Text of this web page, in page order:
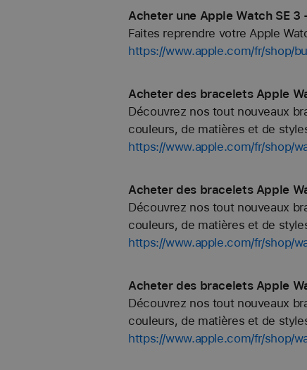
Acheter une Apple Watch SE 3
Faites reprendre votre Apple
https://www.apple.com/fr/shop/
Acheter des bracelets Apple
Découvrez nos tout nouveaux
couleurs, de matières et de
https://www.apple.com/fr/shop/
Acheter des bracelets Apple
Découvrez nos tout nouveaux
couleurs, de matières et de
https://www.apple.com/fr/shop/
Acheter des bracelets Apple
Découvrez nos tout nouveaux
couleurs, de matières et de
https://www.apple.com/fr/shop/